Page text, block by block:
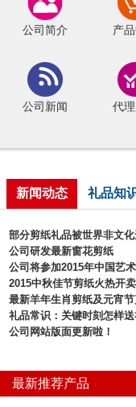
公司简介 产
公司新闻 代
新闻动态 礼品知
部分剪纸礼品被世界非文
公司研发最新窗花剪纸
公司将参加2015年中国艺
2015中秋佳节剪纸火热开
最新羊年生肖剪纸及元宵
礼品常识：关键时刻怎样送
公司网站版面更新啦！
最新推荐产品